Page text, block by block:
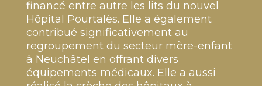
financé entre autre les lits du nouvel
Hôpital Pourtalès. Elle a également
contribué significativement au
regroupement du secteur mère-enfant
à Neuchâtel en offrant divers
équipements médicaux. Elle a aussi